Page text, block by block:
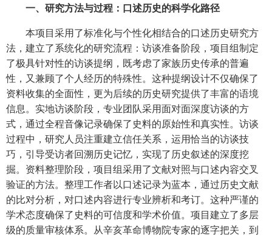
一、研究方法与过程：口述历史的科学化路径
本项目采用了标准化与个性化相结合的口述历史研究方
法，建立了系统化的研究流程：访谈准备阶段，项目组制定
了极具针对性的访谈提纲，既考虑了家族历史传承的普遍
性，又兼顾了个人经历的特殊性。这种提纲设计不仅确保了
资料收集的全面性，更为后续的历史研究提供了丰富的语境
信息。实地访谈阶段，专业团队采用面对面深度访谈的方
式，通过全程音像记录确保了史料的原始性和真实性。访谈
过程中，研究人员注重建立信任关系，运用恰当的访谈技
巧，引导受访者回溯历史记忆，实现了历史叙述的深度挖
掘。资料整理阶段，项目组采用了文献对照与口述内容交叉
验证的方法。整理工作者以口述记录为蓝本，通过历史文献
的比对分析，对口述内容进行专业辨析和考订。这种严谨的
学术态度确保了史料的可信度和学术价值。项目建立了多层
级的质量审核体系。从辛亥革命博物院专家的逐字把关，到